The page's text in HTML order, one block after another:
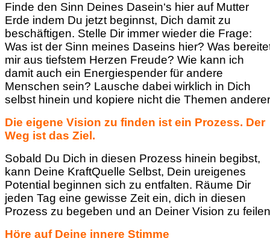
Finde den Sinn Deines Dasein‘s hier auf Mutter
Erde indem Du jetzt beginnst, Dich damit zu
beschäftigen. Stelle Dir immer wieder die Frage:
Was ist der Sinn meines Daseins hier? Was
mir aus tiefstem Herzen Freude? Wie kann ich
damit auch ein Energiespender für andere
Menschen sein? Lausche dabei wirklich in Dich
selbst hinein und kopiere nicht die Themen
Die eigene Vision zu finden ist ein Prozess. Der
Weg ist das Ziel.
Sobald Du Dich in diesen Prozess hinein begibst,
kann Deine KraftQuelle Selbst, Dein ureigenes
Potential beginnen sich zu entfalten. Räume Dir
jeden Tag eine gewisse Zeit ein, dich in diesen
Prozess zu begeben und an Deiner Vision zu
Höre auf Deine innere Stimme